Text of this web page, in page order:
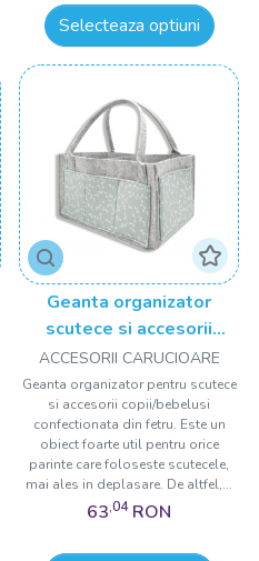
Selecteaza optiuni
Geanta organizator
scutece si accesorii
copii/bebelusi BabyJem
ACCESORII CARUCIOARE
Geanta organizator pentru scutece
si accesorii copii/bebelusi
confectionata din fetru. Este un
obiect foarte util pentru orice
parinte care foloseste scutecele,
mai ales in deplasare. De altfel,...
63,04 RON